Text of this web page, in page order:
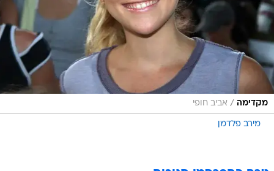
מקדימה / אביב חופי
מירב פלדמן